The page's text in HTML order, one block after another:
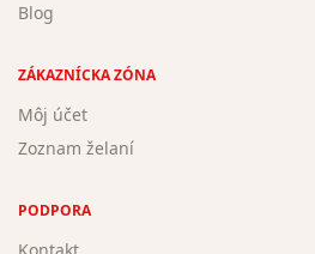
Blog
ZÁKAZNÍCKA ZÓNA
Môj účet
Zoznam želaní
PODPORA